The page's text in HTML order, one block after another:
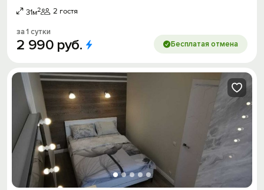
31м2 2 гостя
за 1 сутки
2 990 руб. Бесплатая отмена